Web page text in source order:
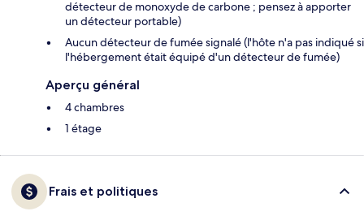
détecteur de monoxyde de carbone ; pensez à apporter
un détecteur portable)
Aucun détecteur de fumée signalé (l'hôte n'a pas indiqué si
l'hébergement était équipé d'un détecteur de fumée)
Aperçu général
4 chambres
1 étage
Frais et politiques